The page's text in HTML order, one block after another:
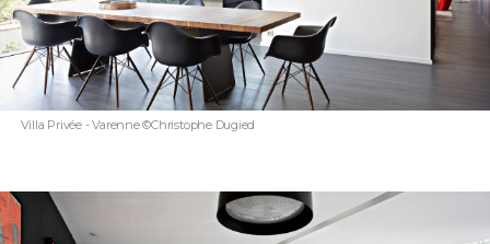
Villa Privée - Varenne ©Christophe Dugied